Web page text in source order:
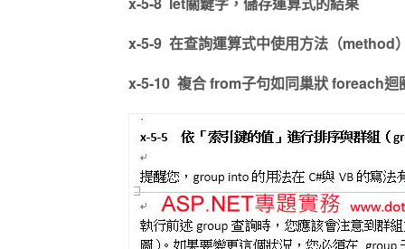
x-5-9 在查詢運算式中使用方法（method
x-5-10 複合 from子句如同巢狀 foreach迴